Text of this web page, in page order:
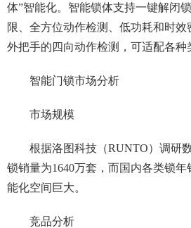
体”智能化。智能锁体支持一键解闭
限、全方位动作检测、低功耗和时
外把手的四向动作检测，可适配各种
智能门锁市场分析
市场规模
根据洛图科技（RUNTO）调研
锁销量为1640万套，而国内各类锁
能化空间巨大。
竞品分析